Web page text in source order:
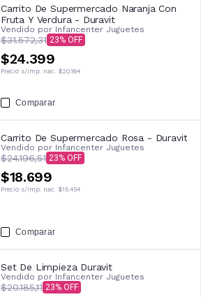
Carrito De Supermercado Naranja Con
Fruta Y Verdura - Duravit
Vendido por Infancenter Juguetes
$31.572,31 23
$24.399
Precio s/imp. nac. $20.164
Comparar
Carrito De Supermercado Rosa - Duravit
Vendido por Infancenter Juguetes
$24.196,51 23
$18.699
Precio s/imp. nac. $15.454
Comparar
Set De Limpieza Duravit
Vendido por Infancenter Juguetes
$20.185,11 23